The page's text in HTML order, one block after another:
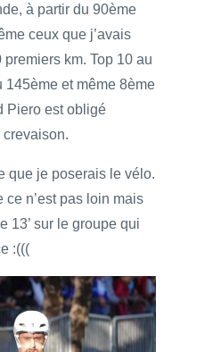
à partir du 90ème
ceux que j’avais
km. Top 10 au
145ème et même 8ème
Piero est obligé
crevaison.
que je poserais le vélo.
ce n’est pas loin mais
13’ sur le groupe qui
:(((